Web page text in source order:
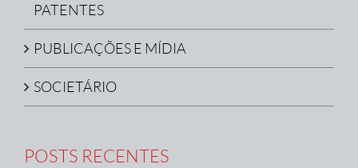
PATENTES
PUBLICAÇÕES E MÍDIA
SOCIETÁRIO
POSTS RECENTES